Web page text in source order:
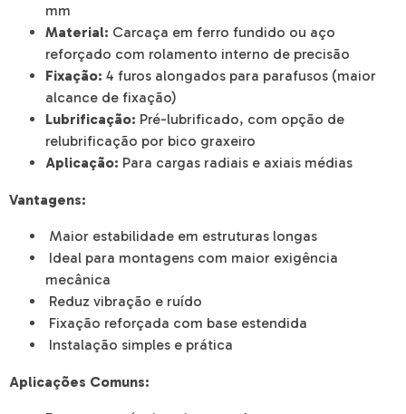
mm
Material: Carcaça em ferro fundido ou aço
reforçado com rolamento interno de precisão
Fixação: 4 furos alongados para parafusos (maior
alcance de fixação)
Lubrificação: Pré-lubrificado, com opção de
relubrificação por bico graxeiro
Aplicação: Para cargas radiais e axiais médias
Vantagens:
Maior estabilidade em estruturas longas
Ideal para montagens com maior exigência
mecânica
Reduz vibração e ruído
Fixação reforçada com base estendida
Instalação simples e prática
Aplicações Comuns: